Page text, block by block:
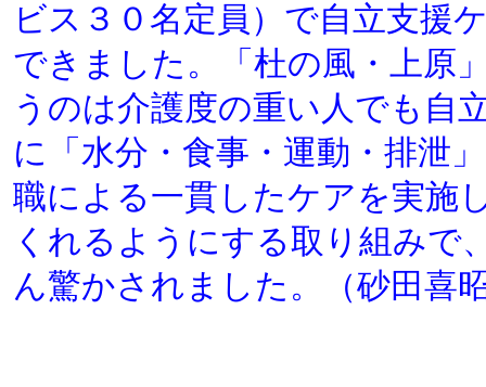
ビス３０名定員）で自立支援
できました。「杜の風・上原
うのは介護度の重い人でも自
に「水分・食事・運動・排泄
職による一貫したケアを実施
くれるようにする取り組みで
ん驚かされました。（砂田喜